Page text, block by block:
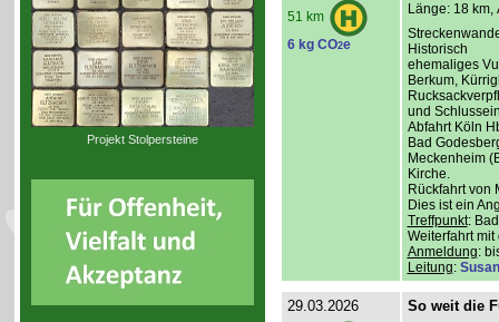
Projekt Stolpersteine
51 km
6 kg CO2e
Länge: 18 km,
Historisch
ehemaliges
Berkum,
und
Abfahrt Köln
Bad
Meckenheim
Kirche.
Rückfahrt von
Dies ist ein
Treffpunkt:
Weiterfahrt
Anmeldung:
Leitung:
29.03.2026 So weit die